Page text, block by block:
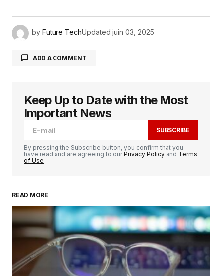
by Future TechUpdated juin 03, 2025
ADD A COMMENT
Votre adresse e-mail ne sera pas publiée. Les
champs obligatoires sont indiqués avec
Your Name
Your E-mail*
Enregistrer mon nom, mon e-mail et mon
site dans le navigateur pour mon prochain
commentaire.
Keep Up to Date with the Most
Important News
SUBSCRIBE
By pressing the Subscribe button, you confirm that you
have read and are agreeing to ourPrivacy Policy and Terms
of Use
READ MORE